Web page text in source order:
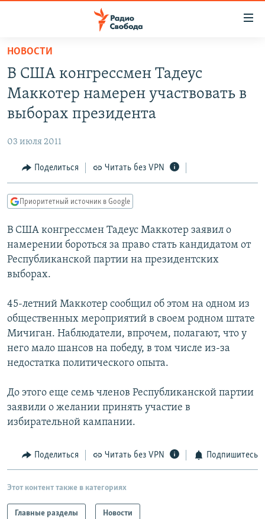
упрощенного
доступа
Вернуться
основному
Вернутся
Вернутся
поиску
АВТОРСКИЕ ПРОЕКТЫ
МНЕНИЯ
КУЛЬТУРА
КАВКАЗ.РЕАЛИИ
СЕВЕР.РЕАЛИИ
СИБИРЬ.РЕАЛИИ
РАСПИСАНИЕ ВЕЩАНИЯ
ПОДПИШИТЕСЬ НА РАССЫЛКУ
СОЦИАЛЬНЫЕ СЕТИ
Все сайты РСЕ/РС
НОВОСТИ
В США конгрессмен Тадеус
Маккотер намерен участвовать в
выборах президента
03 июля 2011
Поделиться Читать без VPN
Приоритетный источник в Google
В США конгрессмен Тадеус Маккотер заявил о
намерении бороться за право стать кандидатом от
Республиканской партии на президентских
выборах.
45-летний Маккотер сообщил об этом на одном из
общественных мероприятий в своем родном штате
Мичиган. Наблюдатели, впрочем, полагают, что у
него мало шансов на победу, в том числе из-за
недостатка политического опыта.
До этого еще семь членов Республиканской партии
заявили о желании принять участие в
избирательной кампании.
Поделиться Читать без VPN Подпишитесь
Этот контент также в категориях
Главные разделы Новости